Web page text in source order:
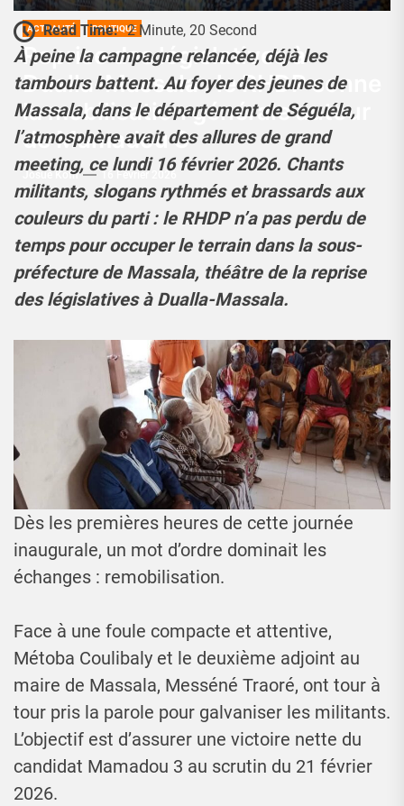
ACTUALITÉ POLITIQUE
Reprise des législatives à
Dualla-Massala : le RHDP sonne
la mobilisation générale autour
de Mamadou 3
Josué Koffi 16 Février 2026
Read Time: 2 Minute, 20 Second
À peine la campagne relancée, déjà les
tambours battent. Au foyer des jeunes de
Massala, dans le département de Séguéla,
l’atmosphère avait des allures de grand
meeting, ce lundi 16 février 2026. Chants
militants, slogans rythmés et brassards aux
couleurs du parti : le RHDP n’a pas perdu de
temps pour occuper le terrain dans la sous-
préfecture de Massala, théâtre de la reprise
des législatives à Dualla-Massala.
Dès les premières heures de cette journée
inaugurale, un mot d’ordre dominait les
échanges : remobilisation.
Face à une foule compacte et attentive,
Métoba Coulibaly et le deuxième adjoint au
maire de Massala, Messéné Traoré, ont tour à
tour pris la parole pour galvaniser les militants.
L’objectif est d’assurer une victoire nette du
candidat Mamadou 3 au scrutin du 21 février
2026.